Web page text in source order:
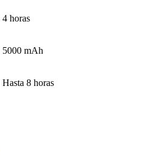
4 horas
5000 mAh
Hasta 8 horas